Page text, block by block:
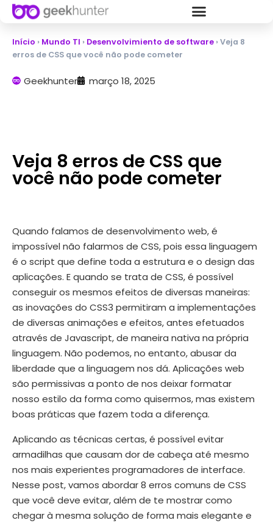
Início › Mundo TI › Desenvolvimiento de software › Veja 8
erros de CSS que você não pode cometer
Geekhunter março 18, 2025
Veja 8 erros de CSS que
você não pode cometer
Quando falamos de desenvolvimento web, é
impossível não falarmos de CSS, pois essa linguagem
é o script que define toda a estrutura e o design das
aplicações. E quando se trata de CSS, é possível
conseguir os mesmos efeitos de diversas maneiras:
as inovações do CSS3 permitiram a implementações
de diversas animações e efeitos, antes efetuados
através de Javascript, de maneira nativa na própria
linguagem. Não podemos, no entanto, abusar da
liberdade que a linguagem nos dá. Aplicações web
são permissivas a ponto de nos deixar formatar
nosso estilo da forma como quisermos, mas existem
boas práticas que fazem toda a diferença.
Aplicando as técnicas certas, é possível evitar
armadilhas que causam dor de cabeça até mesmo
nos mais experientes programadores de interface.
Nesse post, vamos abordar 8 erros comuns de CSS
que você deve evitar, além de te mostrar como
chegar à mesma solução de forma mais elegante e